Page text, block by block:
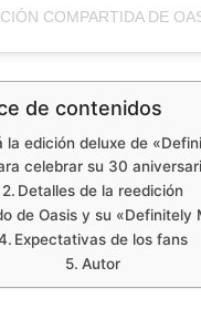
COMPARTIDA DE
de contenidos
la edición deluxe de
celebrar su 30
Detalles de la reedición
de Oasis y su «Definitely
Expectativas de los fans
Autor